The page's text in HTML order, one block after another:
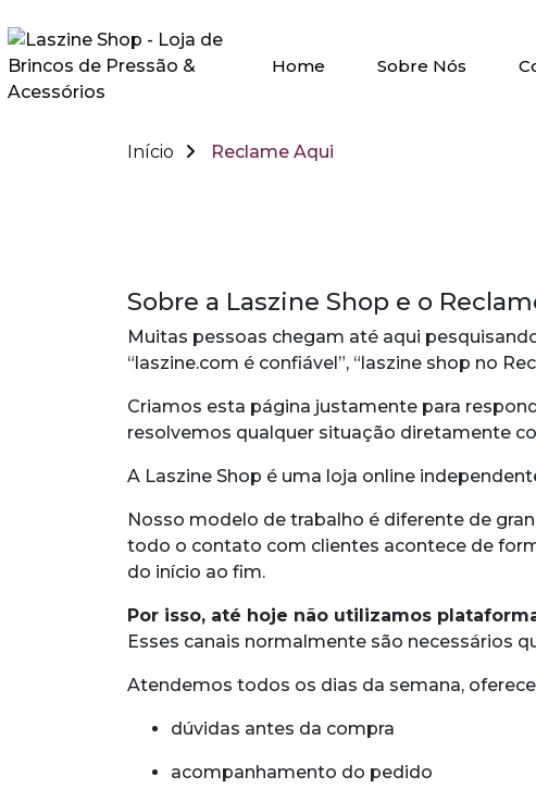
Home Sobre Nós
Início Reclame Aqui
Sobre a Laszine Shop e o
Muitas pessoas chegam até aqui
“laszine.com é confiável”, “laszine shop no
Criamos esta página justamente para
resolvemos qualquer situação diretamente
A Laszine Shop é uma loja online
Nosso modelo de trabalho é diferente de
todo o contato com clientes acontece de
do início ao fim.
Por isso, até hoje não utilizamos
Esses canais normalmente são necessários
Atendemos todos os dias da semana,
dúvidas antes da compra
acompanhamento do pedido